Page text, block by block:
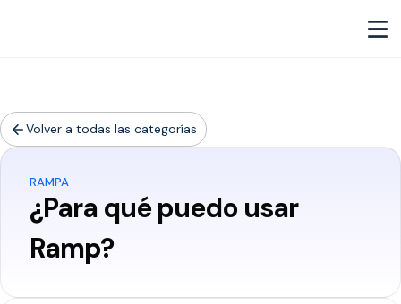
Volver a todas las categorías
RAMPA
¿Para qué puedo usar
Ramp?